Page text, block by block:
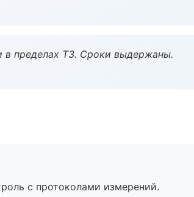
в пределах ТЗ. Сроки выдержаны.
с протоколами измерений.